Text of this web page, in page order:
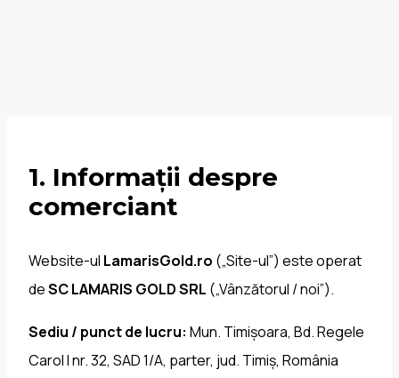
1. Informații despre
comerciant
Website-ul LamarisGold.ro („Site-ul”) este operat
deSC LAMARIS GOLD SRL („Vânzătorul / noi”).
Sediu / punct de lucru: Mun. Timișoara, Bd. Regele
Carol I nr. 32, SAD 1/A, parter, jud. Timiș, România